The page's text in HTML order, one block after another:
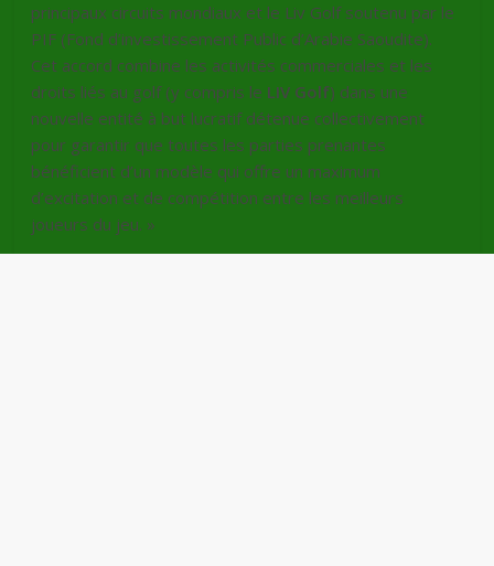
principaux circuits mondiaux et le Liv Golf soutenu par le
PIF (Fond d’investissement Public d’Arabie Saoudite).
Cet accord combine les activités commerciales et les
droits liés au golf (y compris le LIV Golf) dans une
nouvelle entité à but lucratif détenue collectivement
pour garantir que toutes les parties prenantes
bénéficient d’un modèle qui offre un maximum
d’excitation et de compétition entre les meilleurs
joueurs du jeu. »